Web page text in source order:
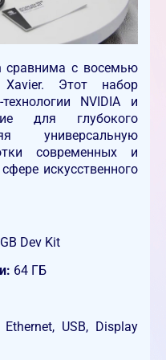
сравнима с восемью
Этот набор
NVIDIA и
для глубокого
универсальную
современных и
искусственного
Dev Kit
64 ГБ
Ethernet, USB, Display